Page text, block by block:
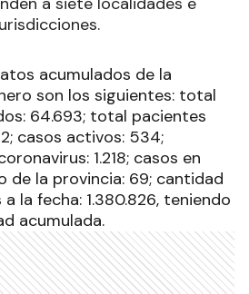
acumulados de la
son los siguientes: total
64.693; total pacientes
casos activos: 534;
1.218; casos en
de la provincia: 69; cantidad
la fecha: 1.380.826, teniendo
acumulada.